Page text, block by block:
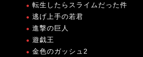
転生したらスライムだった件
逃げ上手の若君
進撃の巨人
遊戯王
金色のガッシュ2